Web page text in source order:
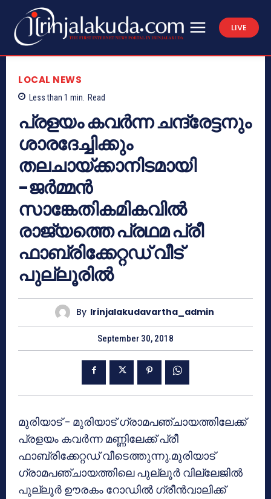
LIVE
LOCAL NEWS
Less than 1 min. Read
പ്രളയം കവര്‍ന്ന ചന്ദ്രേട്ടനും
ശാരദേച്ചിക്കും
തലചായ്ക്കാനിടമായി
-ജര്‍മ്മന്‍
സാങ്കേതികമികവില്‍
രാജ്യത്തെ പ്രഥമ പ്രീ
ഫാബ്രിക്കേറ്റഡ് വീട്
പുല്ലൂരില്‍
By Irinjalakudavartha_admin
September 30, 2018
മുരിയാട് – മുരിയാട് ഗ്രാമപഞ്ചായത്തിലേക്ക്
പ്രളയം കവര്‍ന്ന മണ്ണിലേക്ക് പ്രീ
ഫാബ്രിക്കേറ്റഡ് വീടെത്തുന്നു.മുരിയാട്
ഗ്രാമപഞ്ചായത്തിലെ പുല്ലൂര്‍ വില്ലേജില്‍
പുല്ലൂര്‍ ഊരകം റോഡില്‍ ഗ്രീന്‍വാലിക്ക്